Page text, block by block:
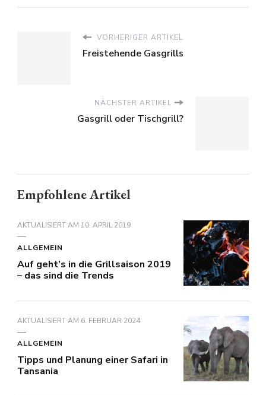
VORHERIGER ARTIKEL
Freistehende Gasgrills
NÄCHSTER ARTIKEL
Gasgrill oder Tischgrill?
Empfohlene Artikel
AKTUALISIERT AM 10. APRIL 2019
ALLGEMEIN
Auf geht’s in die Grillsaison 2019
– das sind die Trends
AKTUALISIERT AM 6. FEBRUAR 2024
ALLGEMEIN
Tipps und Planung einer Safari in
Tansania